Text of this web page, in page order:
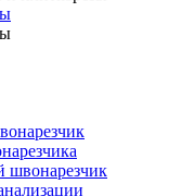
швонарезчик